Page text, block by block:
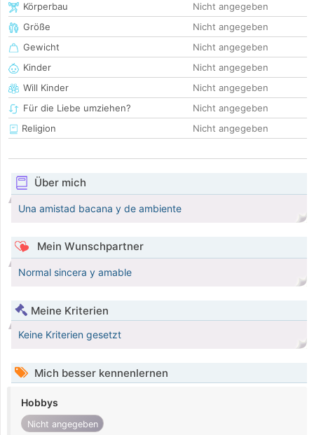
Körperbau
Nicht angegeben
Größe
Nicht angegeben
Gewicht
Nicht angegeben
Kinder
Nicht angegeben
Will Kinder
Nicht angegeben
Für die Liebe umziehen?
Nicht angegeben
Religion
Nicht angegeben
Über mich
Una amistad bacana y de ambiente
Mein Wunschpartner
Normal sincera y amable
Meine Kriterien
Keine Kriterien gesetzt
Mich besser kennenlernen
Hobbys
Nicht angegeben